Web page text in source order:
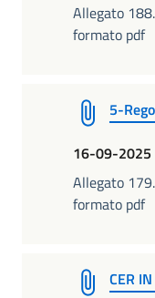
Allegato
formato pdf
5-
16-09-2025
Allegato
formato pdf
CER